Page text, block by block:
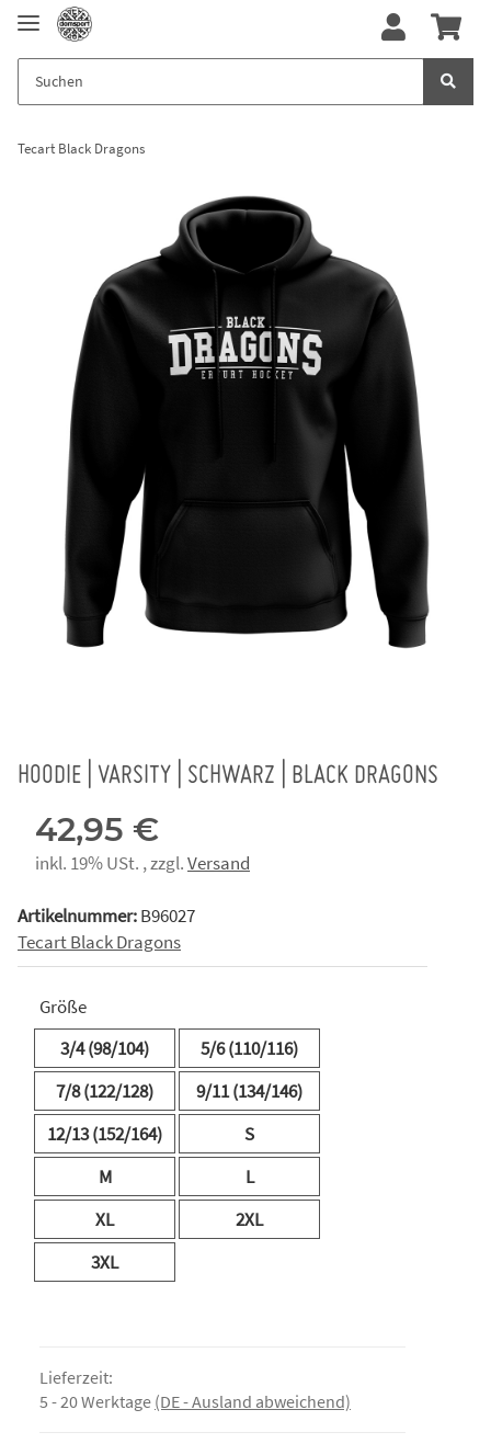
Tecart Black Dragons
HOODIE | VARSITY | SCHWARZ | BLACK DRAGONS
42,95 €
inkl. 19% USt. , zzgl.Versand
Artikelnummer:B96027
Tecart Black Dragons
Größe
3/4 (98/104)
5/6 (110/116)
7/8 (122/128)
9/11 (134/146)
12/13 (152/164)
S
M
L
XL
2XL
3XL
Lieferzeit:
5 - 20 Werktage (DE - Ausland abweichend)